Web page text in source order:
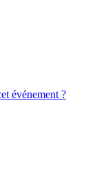
événement ?